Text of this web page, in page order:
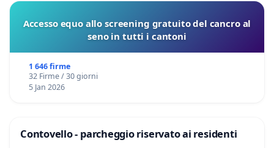
Accesso equo allo screening gratuito del cancro al
seno in tutti i cantoni
1 646 firme
32 Firme / 30 giorni
5 Jan 2026
Contovello - parcheggio riservato ai residenti